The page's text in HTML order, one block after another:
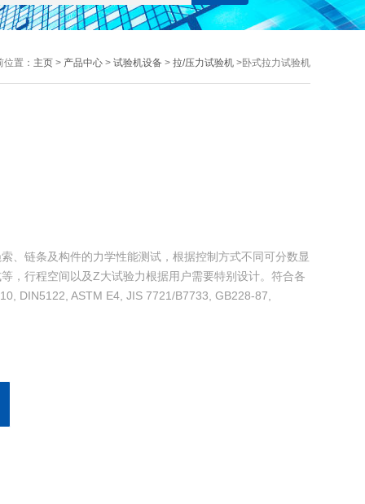
位置： 主页> 产品中心> 试验机设备> 拉/压力试验机>卧式拉力试验机
、链条及构件的力学性能测试，根据控制方式不同可分数显
，行程空间以及Z大试验力根据用户需要特别设计。符合各
DIN5122, ASTM E4, JIS 7721/B7733, GB228-87,